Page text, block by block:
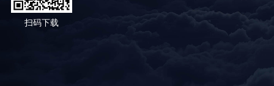
扫码下载